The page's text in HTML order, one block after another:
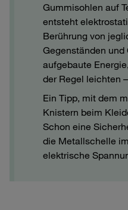
Gummisohlen auf
entsteht
Berührung von
Gegenständen
aufgebaute
der Regel leichten
Ein Tipp, mit dem
Knistern beim
Schon eine
die Metallschelle
elektrische